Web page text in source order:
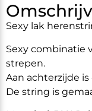
Sexy lak
Sexy combinatie
strepen.
Aan achterzijde
De string is